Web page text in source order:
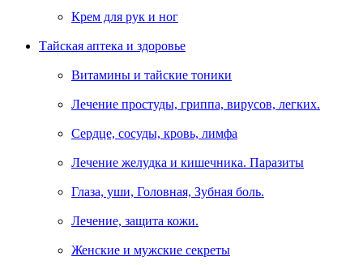
Крем для рук и ног
Тайская аптека и здоровье
Витамины и тайские тоники
Лечение простуды, гриппа, вирусов, легких.
Сердце, сосуды, кровь, лимфа
Лечение желудка и кишечника. Паразиты
Глаза, уши, Головная, Зубная боль.
Лечение, защита кожи.
Женские и мужские секреты